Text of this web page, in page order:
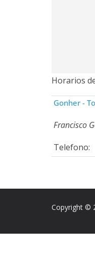
Horarios
Gonher -
Francisco
Telefono:
Copyright ©